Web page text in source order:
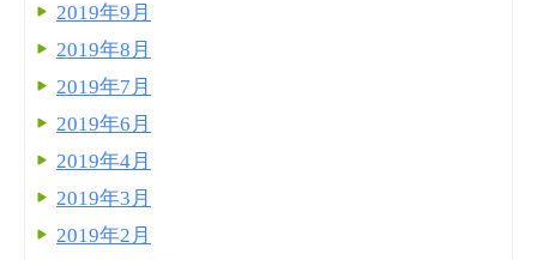
2019年9月
2019年8月
2019年7月
2019年6月
2019年4月
2019年3月
2019年2月